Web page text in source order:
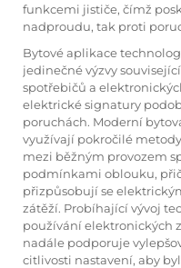
funkcemi jističe, čímž
nadproudu, tak proti
Bytové aplikace
jedinečné výzvy
spotřebičů a
elektrické signatury
poruchách. Moderní
využívají pokročilé
mezi běžným provozem
podmínkami oblouku,
přizpůsobují se
zátěží. Probíhající vývoj
používání elektronických
nadále podporuje
citlivosti nastavení, aby